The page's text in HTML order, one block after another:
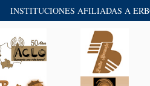
INSTITUCIONES AFILIADAS A